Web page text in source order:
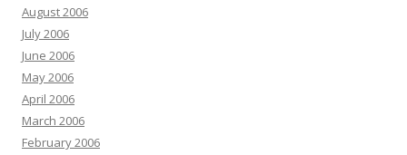
August 2006
July 2006
June 2006
May 2006
April 2006
March 2006
February 2006